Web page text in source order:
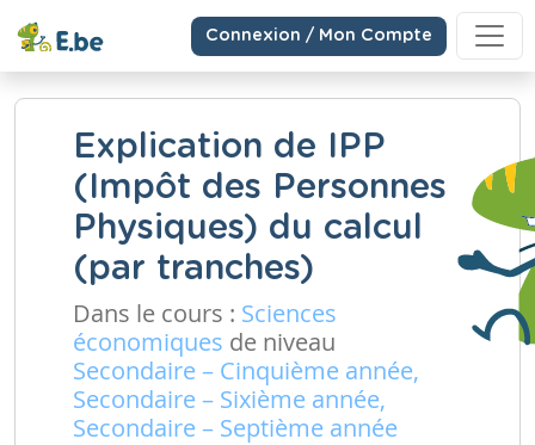
Connexion / Mon Compte
Explication de IPP
(Impôt des Personnes
Physiques) du calcul
(par tranches)
Dans le cours : Sciences
économiques de niveau
Secondaire – Cinquième année,
Secondaire – Sixième année,
Secondaire – Septième année